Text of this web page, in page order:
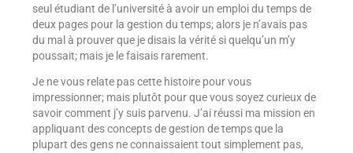
seul étudiant de l’université à avoir un emploi du temps de
deux pages pour la gestion du temps; alors je n’avais pas
du mal à prouver que je disais la vérité si quelqu’un m’y
poussait; mais je le faisais rarement.
Je ne vous relate pas cette histoire pour vous
impressionner; mais plutôt pour que vous soyez curieux de
savoir comment j’y suis parvenu. J’ai réussi ma mission en
appliquant des concepts de gestion de temps que la
plupart des gens ne connaissaient tout simplement pas,